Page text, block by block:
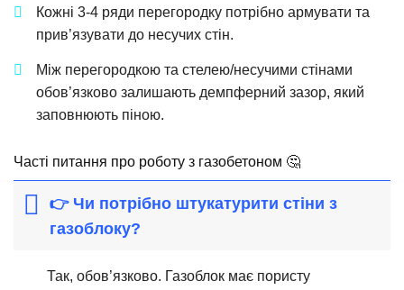
Кожні 3-4 ряди перегородку потрібно армувати та
прив’язувати до несучих стін.
Між перегородкою та стелею/несучими стінами
обов’язково залишають демпферний зазор, який
заповнюють піною.
Часті питання про роботу з газобетоном 🤔
👉 Чи потрібно штукатурити стіни з
газоблоку?
Так, обов’язково. Газоблок має пористу